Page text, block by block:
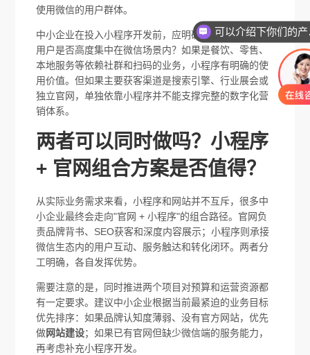
使用微信的用户群体。
中小企业在投入小程序开发前，应明确一个问题：目标
用户是否高度集中在微信场景内？如果是餐饮、零售、
本地服务等依赖社群和扫码的业务，小程序有明确的使
用价值。但如果主要获客渠道是搜索引擎、行业展会或
独立官网，单独依靠小程序并不能支撑完整的数字化营
销体系。
两者可以同时做吗？小程序
+ 官网组合方案是否值得？
从实际业务需求来看，小程序和网站并不互斥，很多中
小企业最终会走向"官网 + 小程序"的组合路径。官网负
责品牌背书、SEO获客和深度内容展示；小程序则承接
微信生态内的用户互动、服务触达和转化闭环。两者分
工明确，各自发挥优势。
需要注意的是，同时推进两个项目对预算和运营资源都
有一定要求。建议中小企业根据当前最紧迫的业务目标
优先排序：如果品牌认知度薄弱、没有官方网站，优先
做网站建设；如果已有官网但缺少微信端的服务能力，
再考虑补充小程序开发。